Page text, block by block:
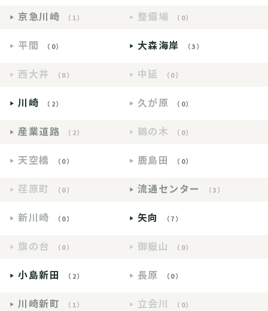
京急川崎 （1） 整備場 （0）
平間 （0） 大森海岸 （3）
西大井 （0） 中延 （0）
川崎 （2） 久が原 （0）
産業道路 （2） 鵜の木 （0）
天空橋 （0） 鹿島田 （0）
荏原町 （0） 流通センター （3）
新川崎 （0） 矢向 （7）
旗の台 （0） 御嶽山 （0）
小島新田 （2） 長原 （0）
川崎新町 （1） 立会川 （0）